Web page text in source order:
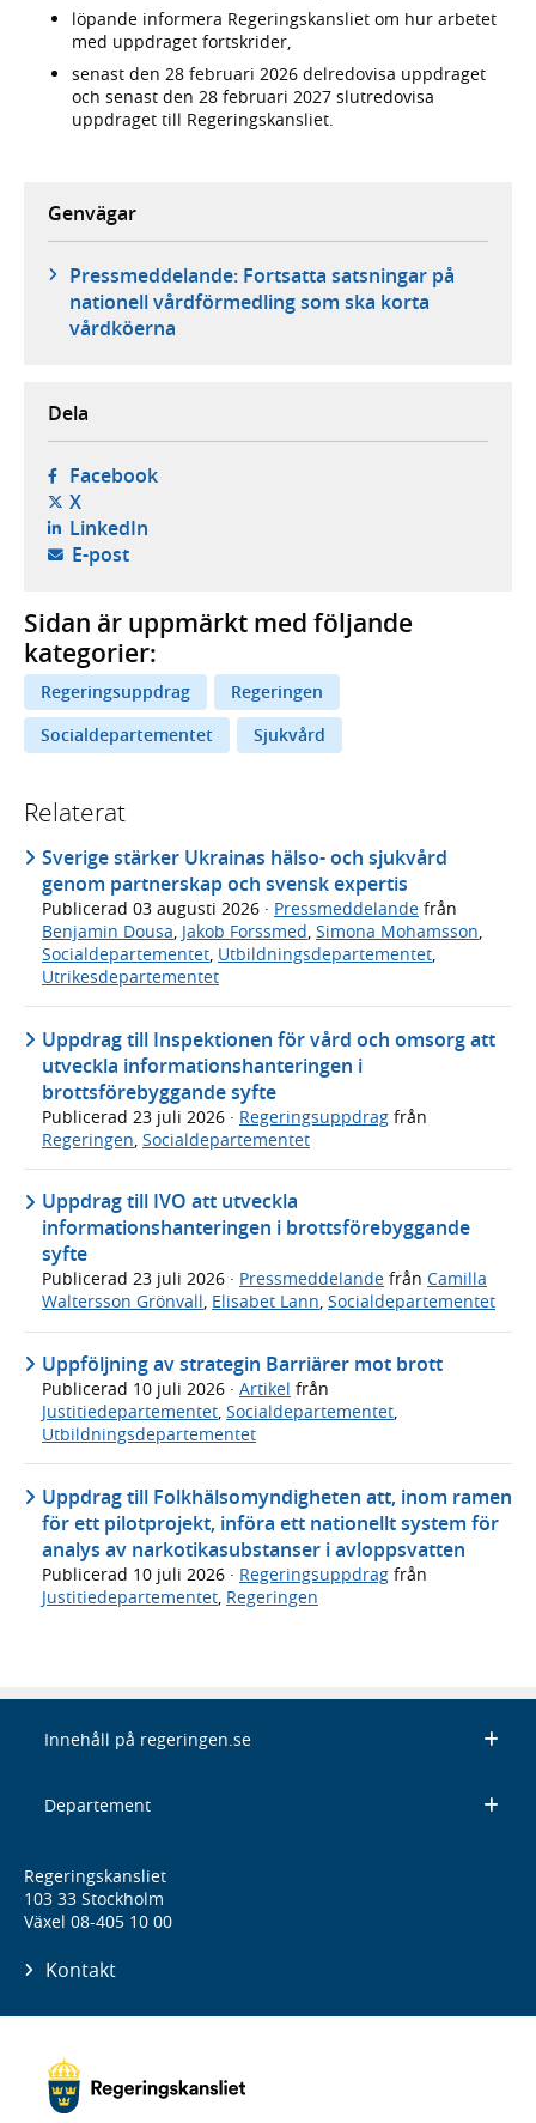
löpande informera Regeringskansliet om hur arbetet
med uppdraget fortskrider,
senast den 28 februari 2026 delredovisa uppdraget
och senast den 28 februari 2027 slutredovisa
uppdraget till Regeringskansliet.
Genvägar
Pressmeddelande: Fortsatta satsningar på
nationell vårdförmedling som ska korta
vårdköerna
Dela
Facebook- öppnas i ny flik, extern webbplats,
X- öppnas i ny flik, extern webbplats,
LinkedIn- öppnas i ny flik, extern webbplats,
E-post- öppnar din e-postklient,
Sidan är uppmärkt med följande
kategorier:
Regeringsuppdrag
Regeringen
Socialdepartementet
Sjukvård
Relaterat
Sverige stärker Ukrainas hälso- och sjukvård
genom partnerskap och svensk expertis
Publicerad 03 augusti 2026 · Pressmeddelande från
Benjamin Dousa, Jakob Forssmed, Simona Mohamsson,
Socialdepartementet, Utbildningsdepartementet,
Utrikesdepartementet
Uppdrag till Inspektionen för vård och omsorg att
utveckla informationshanteringen i
brottsförebyggande syfte
Publicerad 23 juli 2026 · Regeringsuppdrag från
Regeringen Socialdepartementet
Uppdrag till IVO att utveckla
informationshanteringen i brottsförebyggande
syfte
Publicerad 23 juli 2026 · Pressmeddelande från Camilla
Waltersson Grönvall, Elisabet Lann, Socialdepartementet
Uppföljning av strategin Barriärer mot brott
Publicerad 10 juli 2026 · Artikel från
Justitiedepartementet, Socialdepartementet,
Utbildningsdepartementet
Uppdrag till Folkhälsomyndigheten att, inom ramen
för ett pilotprojekt, införa ett nationellt system för
analys av narkotikasubstanser i avloppsvatten
Publicerad 10 juli 2026 · Regeringsuppdrag från
Justitiedepartementet Regeringen
Innehåll på regeringen.se
Departement
Regeringskansliet
103 33 Stockholm
Växel 08-405 10 00
Kontakt